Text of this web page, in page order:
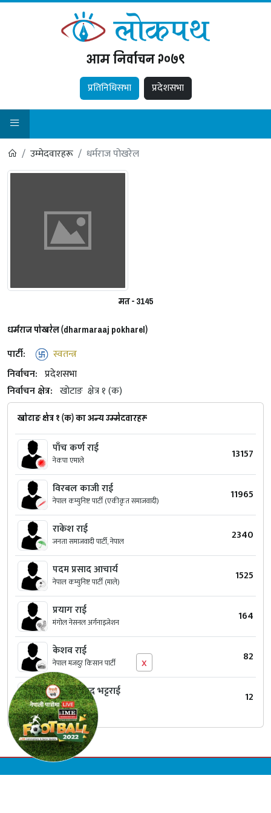
आम निर्वाचन २०७९
प्रतिनिधिसभा प्रदेशसभा
उम्मेदवारहरू धर्मराज पोखरेल
मत - 3145
धर्मराज पोखरेल (dharmaraaj pokharel)
पार्टी:
स्वतन्त्र
निर्वाचन: प्रदेशसभा
निर्वाचन क्षेत्र: खोटाङ क्षेत्र १ (क)
खोटाङ क्षेत्र १ (क) का अन्य उम्मेदवारहरू
पाँच कर्ण राई
नेकपा एमाले 13157
विरबल काजी राई
नेपाल कम्युनिष्ट पार्टी (एकीकृत समाजवादी) 11965
राकेश राई
जनता समाजवादी पार्टी, नेपाल 2340
पदम प्रसाद आचार्य
नेपाल कम्युनिष्ट पार्टी (माले) 1525
प्रयाग राई
मंगोल नेसनल अर्गनाइजेशन 164
केशव राई
नेपाल मजदुर किसान पार्टी 82
कुमार प्रसाद भट्टराई
स्वतन्त्र 12
x